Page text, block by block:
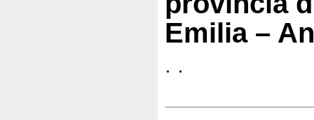
Emilia –
. .